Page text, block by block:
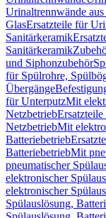
Urinaltrennwände
GlasErsatzteile für
Sanitärkeramik
Sanitärkeramik
und Siphonzubehör
für Spülrohre,
Übergänge
für UnterputzMit
Netzbetrieb
NetzbetriebMit
Batteriebetrieb
BatteriebetriebMit
pneumatischer
elektronischer
elektronischer
Spülauslösung,